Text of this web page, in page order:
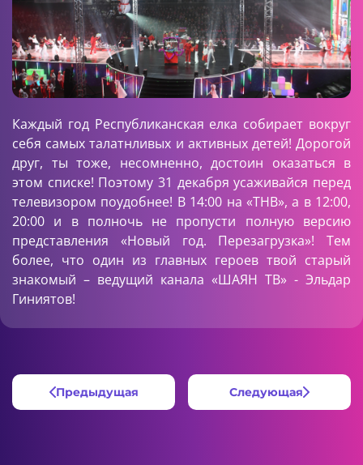
Каждый год Республиканская елка собирает вокруг
себя самых талатнливых и активных детей! Дорогой
друг, ты тоже, несомненно, достоин оказаться в
этом списке! Поэтому 31 декабря усаживайся перед
телевизором поудобнее! В 14:00 на «ТНВ», а в 12:00,
20:00 и в полночь не пропусти полную версию
представления «Новый год. Перезагрузка»! Тем
более, что один из главных героев твой старый
знакомый – ведущий канала «ШАЯН ТВ» - Эльдар
Гиниятов!
Предыдущая Следующая